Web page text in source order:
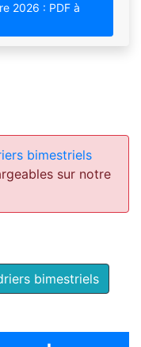
2026 : PDF à
bimestriels
sur notre
bimestriels